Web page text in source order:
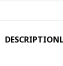
DESCRIPTION